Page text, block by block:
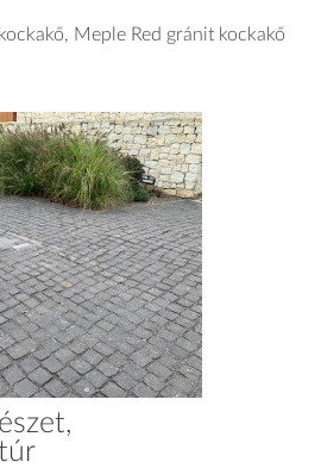
Meple Red gránit kockakő